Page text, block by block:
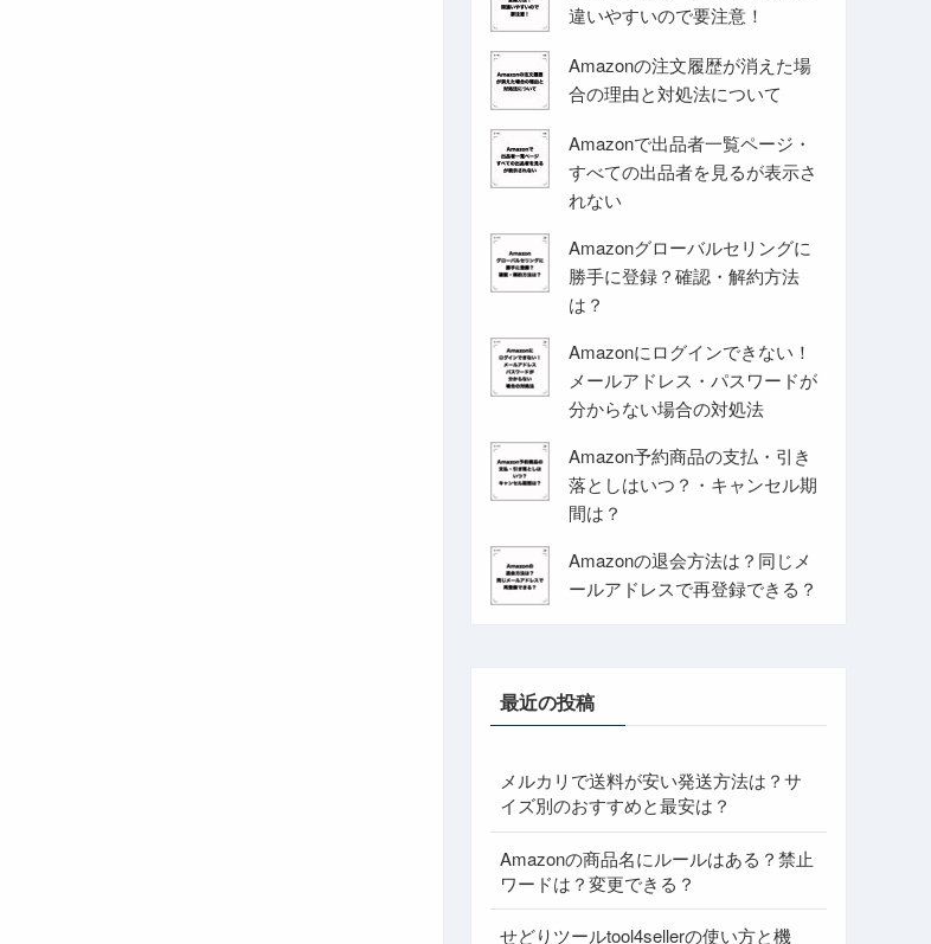
違いやすいので要注意！
Amazonの注文履歴が消えた場
合の理由と対処法について
Amazonで出品者一覧ページ・
すべての出品者を見るが表示さ
れない
Amazonグローバルセリングに
勝手に登録？確認・解約方法
は？
Amazonにログインできない！
メールアドレス・パスワードが
分からない場合の対処法
Amazon予約商品の支払・引き
落としはいつ？・キャンセル期
間は？
Amazonの退会方法は？同じメ
ールアドレスで再登録できる？
最近の投稿
メルカリで送料が安い発送方法は？サ
イズ別のおすすめと最安は？
Amazonの商品名にルールはある？禁止
ワードは？変更できる？
せどりツールtool4sellerの使い方と機